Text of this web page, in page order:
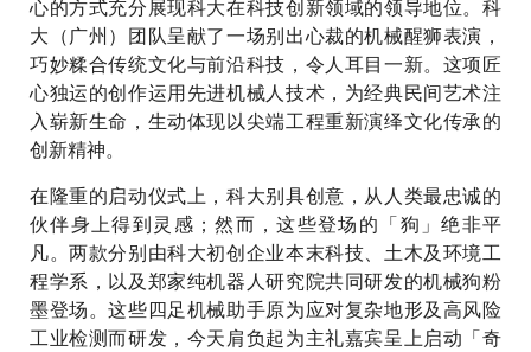
心的方式充分展现科大在科技创新领域的领导地位。科
大（广州）团队呈献了一场别出心裁的机械醒狮表演，
巧妙糅合传统文化与前沿科技，令人耳目一新。这项匠
心独运的创作运用先进机械人技术，为经典民间艺术注
入崭新生命，生动体现以尖端工程重新演绎文化传承的
创新精神。
在隆重的启动仪式上，科大别具创意，从人类最忠诚的
伙伴身上得到灵感；然而，这些登场的「狗」绝非平
凡。两款分别由科大初创企业本末科技、土木及环境工
程学系，以及郑家纯机器人研究院共同研发的机械狗粉
墨登场。这些四足机械助手原为应对复杂地形及高风险
工业检测而研发，今天肩负起为主礼嘉宾呈上启动「奇